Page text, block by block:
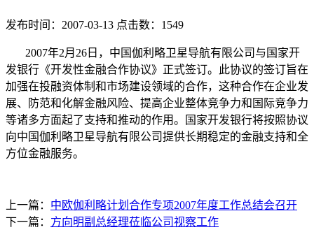
发布时间：2007-03-13 点击数：1549
2007年2月26日，中国伽利略卫星导航有限公司与国家开
发银行《开发性金融合作协议》正式签订。此协议的签订旨在
加强在投融资体制和市场建设领域的合作，这种合作在企业发
展、防范和化解金融风险、提高企业整体竞争力和国际竞争力
等诸多方面起了支持和推动的作用。国家开发银行将按照协议
向中国伽利略卫星导航有限公司提供长期稳定的金融支持和全
方位金融服务。
上一篇： 中欧伽利略计划合作专项2007年度工作总结会召开
下一篇： 方向明副总经理莅临公司视察工作